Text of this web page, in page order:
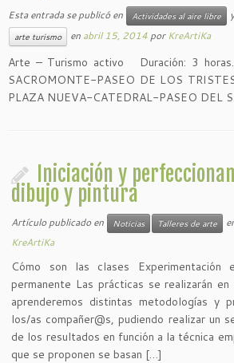
Esta entrada se publicó en Actividades al aire libre
arte turismo en abril 15, 2014 porKreArtiKa
Arte – Turismo activo Duración: 3
SACROMONTE-PASEO DE LOS
PLAZA NUEVA-CATEDRAL-PASEO DEL
Iniciación y
dibujo y pintura
Artículo publicado en Noticias Talleres de arte
KreArtiKa
Cómo son las clases Experimentación
permanente Las prácticas se realizarán
aprenderemos distintas metodologías y
los/as compañer@s, pudiendo realizar un
de los resultados en función a la técnica
que se proponen se basan […]